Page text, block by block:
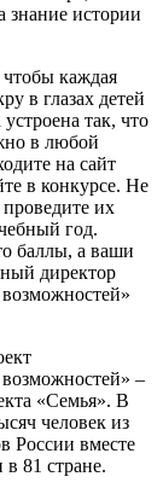
знание истории
чтобы каждая
в глазах детей
так, что
в любой
на сайт
в конкурсе. Не
их
год.
баллы, а ваши
директор
–
«Семья». В
человек из
России вместе
81 стране.